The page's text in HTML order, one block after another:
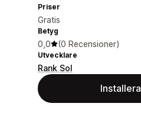
Priser
Gratis
Betyg
0,0 (0 Recensioner)
Utvecklare
Rank Sol
Installera